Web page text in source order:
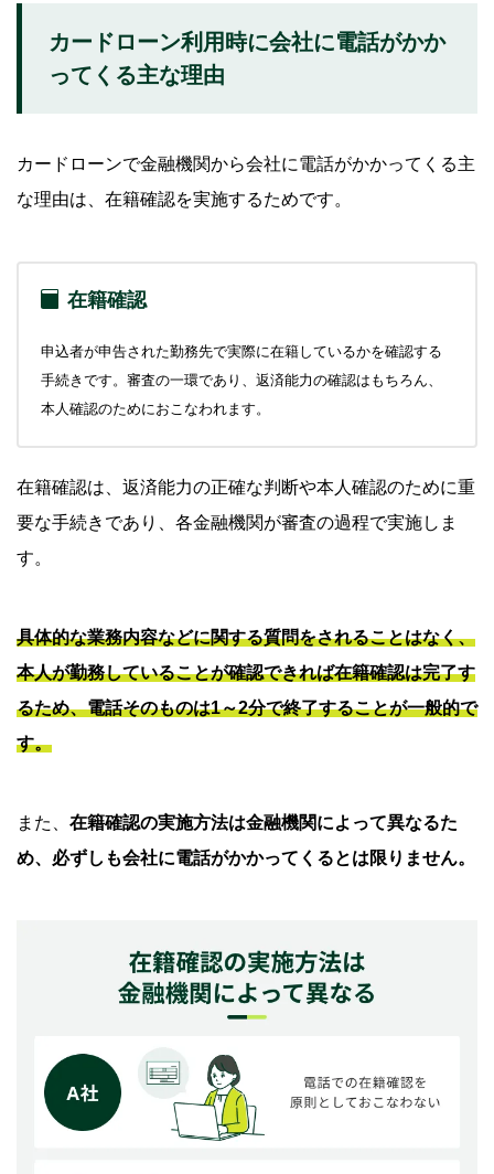
所属部署の番号を申告する
電話をかける曜日や時間帯を金融機関に相談する
会社への電話連絡なしでカードローンを利用する
方法
正確な情報で申込をする
電話番号などに変更があった際は速やかに届け出る
よくある質問
Q.カードローンの審査で会社に電話が来るのはいつです
Q.消費者金融では会社への電話連絡なしで借りられます
か？
会社への電話連絡に不安がある方はSMBCモビッ
トをご検討ください
カードローン利用時に会社に電話がかか
ってくる主な理由
カードローンで金融機関から会社に電話がかかってくる主
な理由は、在籍確認を実施するためです。
在籍確認
申込者が申告された勤務先で実際に在籍しているかを確認する
手続きです。審査の一環であり、返済能力の確認はもちろん、
本人確認のためにおこなわれます。
在籍確認は、返済能力の正確な判断や本人確認のために重
要な手続きであり、各金融機関が審査の過程で実施しま
す。
具体的な業務内容などに関する質問をされることはなく、
本人が勤務していることが確認できれば在籍確認は完了す
るため、電話そのものは1～2分で終了することが一般的で
す。
また、 在籍確認の実施方法は金融機関によって異なるた
め、必ずしも会社に電話がかかってくるとは限りません。